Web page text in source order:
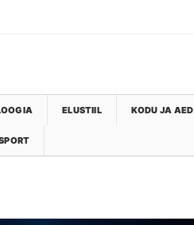
ELUSTIIL KODU JA AED